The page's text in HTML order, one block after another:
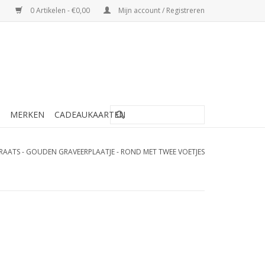
0 Artikelen - €0,00 Mijn account / Registreren
MERKEN CADEAUKAARTEN
- GOUDEN GRAVEERPLAATJE - ROND MET TWEE VOETJES